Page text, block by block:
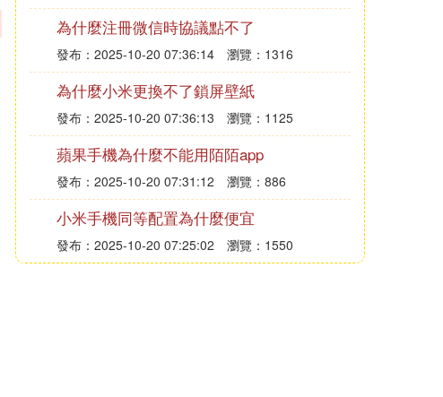
為什麼注冊微信時協議點不了
發布：2025-10-20 07:36:14 瀏覽：1316
為什麼小米更換不了鎖屏壁紙
發布：2025-10-20 07:36:13 瀏覽：1125
蘋果手機為什麼不能用陌陌app
發布：2025-10-20 07:31:12 瀏覽：886
小米手機同等配置為什麼便宜
發布：2025-10-20 07:25:02 瀏覽：1550